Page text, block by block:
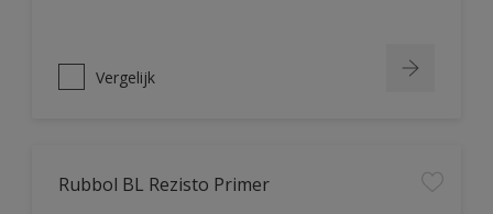
Vergelijk
Rubbol BL Rezisto Primer